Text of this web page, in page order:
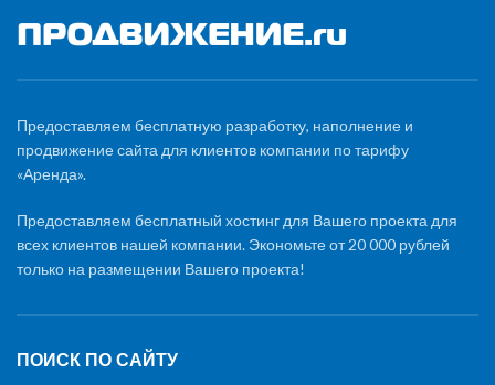
Предоставляем бесплатную разработку, наполнение и
продвижение сайта для клиентов компании по тарифу
«Аренда».
Предоставляем бесплатный хостинг для Вашего проекта для
всех клиентов нашей компании. Экономьте от 20 000 рублей
только на размещении Вашего проекта!
ПОИСК ПО САЙТУ